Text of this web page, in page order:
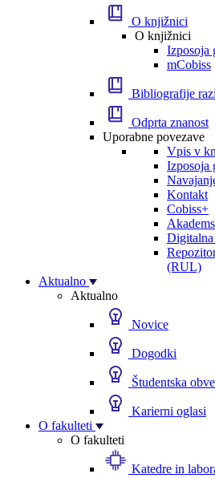
O knjižnici
O knjižnici
Izposoja
mCobiss
Bibliografije
Odprta znanost
Uporabne povezave
Vpis v
Izposoja
Kontakt
Cobiss+
(RUL)
Aktualno
Aktualno
Novice
Dogodki
Študentska
Karierni oglasi
O fakulteti
O fakulteti
Katedre in